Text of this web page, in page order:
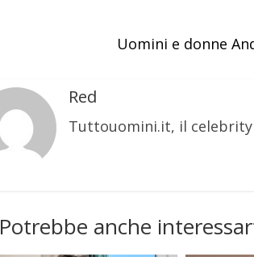
Uomini e donne
Red
Tuttouomini.it, il
Potrebbe anche